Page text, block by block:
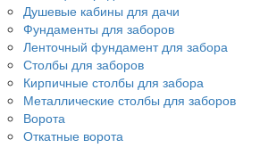
Душевые кабины для дачи
Фундаменты для заборов
Ленточный фундамент для забора
Столбы для заборов
Кирпичные столбы для забора
Металлические столбы для заборов
Ворота
Откатные ворота